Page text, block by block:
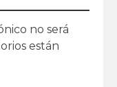
no será
están